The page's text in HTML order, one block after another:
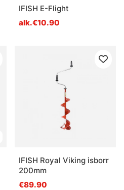
IFISH E-Flight
alk.€10.90
IFISH Royal Viking isborr
200mm
€89.90